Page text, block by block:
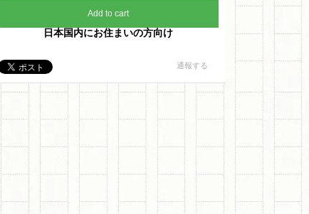
Add to cart
日本国内にお住まいの方向け
通報する